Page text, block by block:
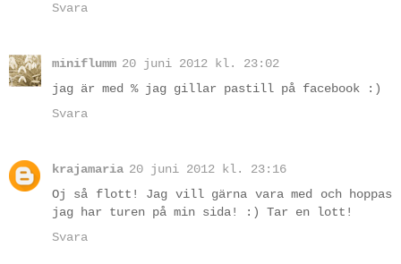
Svara
miniflumm 20 juni 2012 kl. 23:02
jag är med % jag gillar pastill på facebook :)
Svara
krajamaria 20 juni 2012 kl. 23:16
Oj så flott! Jag vill gärna vara med och hoppas
jag har turen på min sida! :) Tar en lott!
Svara